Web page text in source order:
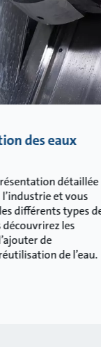
des eaux
détaillée
et vous
différents types
les
de
de l’eau.